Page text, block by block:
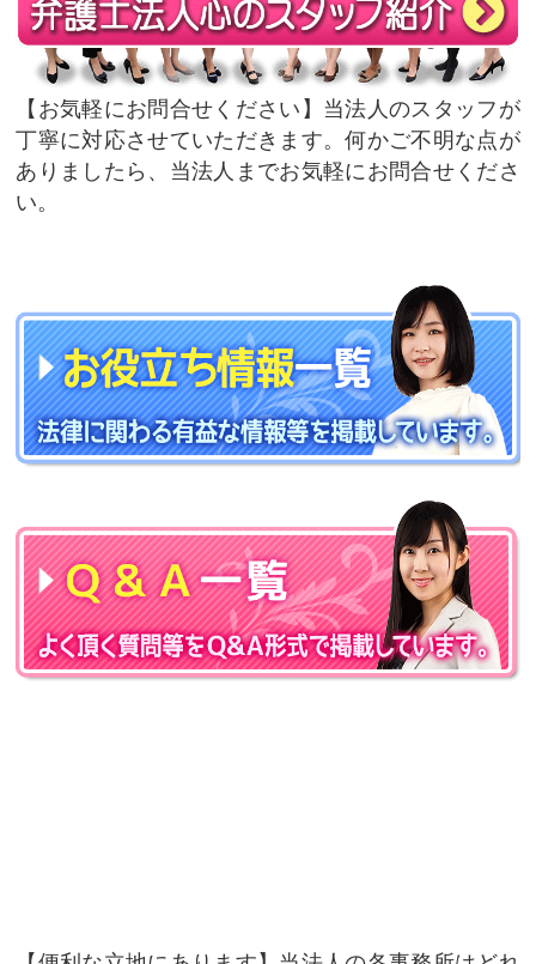
お気軽にお問合せください
当法人のスタッフが
丁寧に対応させていただきます。何かご不明な点が
ありましたら、当法人までお気軽にお問合せくださ
い。